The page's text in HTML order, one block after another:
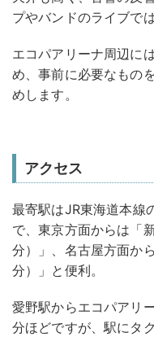
プやバンドのライブで
エコパアリーナ周辺に
め、事前に必要なもの
めします。
アクセス
最寄駅はJR東海道本線
で、東京方面からは「
分）」、名古屋方面か
分）」と便利。
愛野駅からエコパアリ
分ほどですが、駅にタ